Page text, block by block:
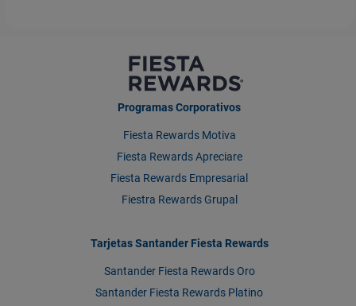
Programas Corporativos
Fiesta Rewards Motiva
Fiesta Rewards Apreciare
Fiesta Rewards Empresarial
Fiestra Rewards Grupal
Tarjetas Santander Fiesta Rewards
Santander Fiesta Rewards Oro
Santander Fiesta Rewards Platino